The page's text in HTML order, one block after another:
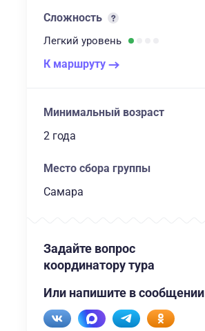
Сложность
Легкий уровень
К маршруту
Минимальный возраст
2 года
Место сбора группы
Самара
Задайте вопрос
координатору тура
Или напишите в сообщении